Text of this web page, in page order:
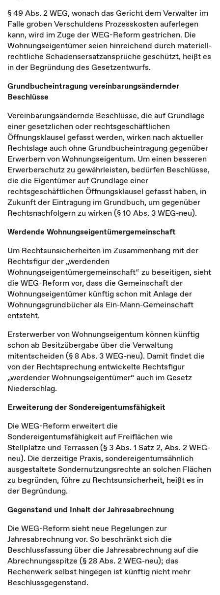
§ 49 Abs. 2 WEG, wonach das Gericht dem Verwalter im
Falle groben Verschuldens Prozesskosten auferlegen
kann, wird im Zuge der WEG-Reform gestrichen. Die
Wohnungseigentümer seien hinreichend durch materiell-
rechtliche Schadensersatzansprüche geschützt, heißt es
in der Begründung des Gesetzentwurfs.
Grundbucheintragung vereinbarungsändernder
Beschlüsse
Vereinbarungsändernde Beschlüsse, die auf Grundlage
einer gesetzlichen oder rechtsgeschäftlichen
Öffnungsklausel gefasst werden, wirken nach aktueller
Rechtslage auch ohne Grundbucheintragung gegenüber
Erwerbern von Wohnungseigentum. Um einen besseren
Erwerberschutz zu gewährleisten, bedürfen Beschlüsse,
die die Eigentümer auf Grundlage einer
rechtsgeschäftlichen Öffnungsklausel gefasst haben, in
Zukunft der Eintragung im Grundbuch, um gegenüber
Rechtsnachfolgern zu wirken (§ 10 Abs. 3 WEG-neu).
Werdende Wohnungseigentümergemeinschaft
Um Rechtsunsicherheiten im Zusammenhang mit der
Rechtsfigur der „werdenden
Wohnungseigentümergemeinschaft“ zu beseitigen, sieht
die WEG-Reform vor, dass die Gemeinschaft der
Wohnungseigentümer künftig schon mit Anlage der
Wohnungsgrundbücher als Ein-Mann-Gemeinschaft
entsteht.
Ersterwerber von Wohnungseigentum können künftig
schon ab Besitzübergabe über die Verwaltung
mitentscheiden (§ 8 Abs. 3 WEG-neu). Damit findet die
von der Rechtsprechung entwickelte Rechtsfigur
„werdender Wohnungseigentümer“ auch im Gesetz
Niederschlag.
Erweiterung der Sondereigentumsfähigkeit
Die WEG-Reform erweitert die
Sondereigentumsfähigkeit auf Freiflächen wie
Stellplätze und Terrassen (§ 3 Abs. 1 Satz 2, Abs. 2 WEG-
neu). Die derzeitige Praxis, sondereigentumsähnlich
ausgestaltete Sondernutzungsrechte an solchen Flächen
zu begründen, führe zu Rechtsunsicherheit, heißt es in
der Begründung.
Gegenstand und Inhalt der Jahresabrechnung
Die WEG-Reform sieht neue Regelungen zur
Jahresabrechnung vor. So beschränkt sich die
Beschlussfassung über die Jahresabrechnung auf die
Abrechnungsspitze (§ 28 Abs. 2 WEG-neu); das
Rechenwerk selbst hingegen ist künftig nicht mehr
Beschlussgegenstand.